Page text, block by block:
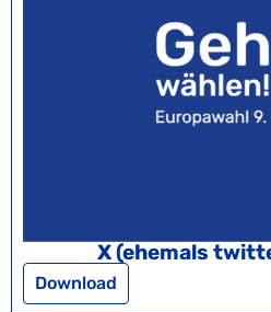
X (ehemals
Download